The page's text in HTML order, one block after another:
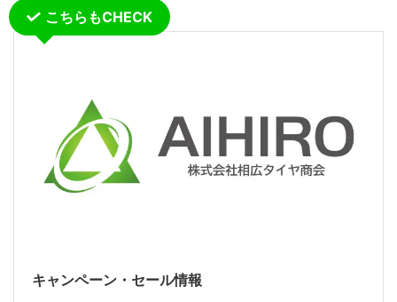
こちらもCHECK
キャンペーン・セール情報